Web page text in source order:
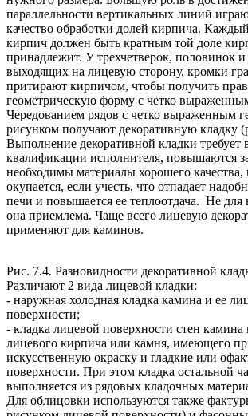
параллельности вертикальных линий
качество обработки долей кирпича.
кирпич должен быть кратным той доле
принадлежит. У трехчетверок, половинок и
выходящих на лицевую сторону, кромки
притирают кирпичом, чтобы получить
геометрическую форму с четко
Чередованием рядов с четко выраженным
рисунком получают декоративную кладку
Выполнение декоративной кладки требует
квалификации исполнителя, повышаются
необходимы материалы хорошего качества,
окупается, если учесть, что отпадает
печи и повышается ее теплоотдача. Не для
она приемлема. Чаще всего лицевую
применяют для каминов.
Рис. 7.4. Разновидности декоративной
Различают 2 вида лицевой кладки:
- наружная холодная кладка камина и ее
поверхности;
- кладка лицевой поверхности стен камина
лицевого кирпича или камня, имеющего
искусственную окраску и гладкие или
поверхности. При этом кладка остальной
выполняется из рядовых кладочных
Для облицовки используются также